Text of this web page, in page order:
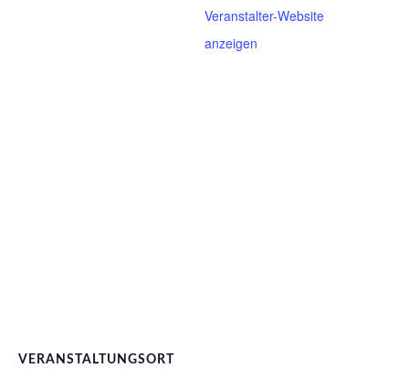
Veranstalter-Website
anzeigen
VERANSTALTUNGSORT